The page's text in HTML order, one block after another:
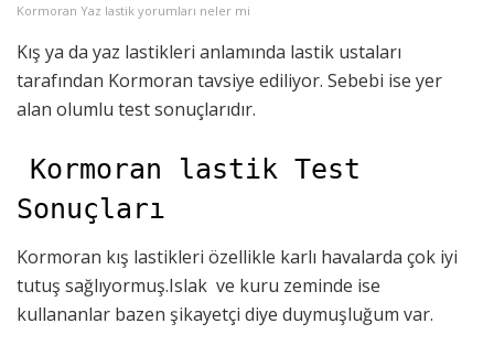
Kormoran Yaz lastik yorumları neler mi
Kış ya da yaz lastikleri anlamında lastik ustaları
tarafından Kormoran tavsiye ediliyor. Sebebi ise yer
alan olumlu test sonuçlarıdır.
Kormoran lastik Test
Sonuçları
Kormoran kış lastikleri özellikle karlı havalarda çok iyi
tutuş sağlıyormuş.Islak ve kuru zeminde ise
kullananlar bazen şikayetçi diye duymuşluğum var.